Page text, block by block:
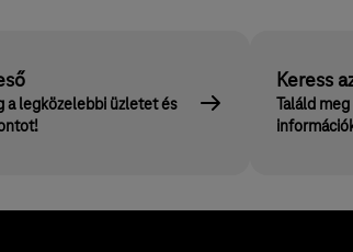
a legközelebbi üzletet és
Keress
Találd